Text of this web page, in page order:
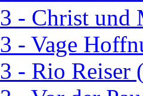
- Christ und
- Vage
- Rio Reiser